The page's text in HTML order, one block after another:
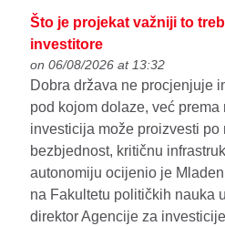
Što je projekat važniji to
investitore
on 06/08/2026 at 13:32
Dobra država ne procjenjuje
pod kojom dolaze, već
investicija može proizvesti po
bezbjednost, kritičnu
autonomiju ocijenio je
na Fakultetu političkih nauka
direktor Agencije za